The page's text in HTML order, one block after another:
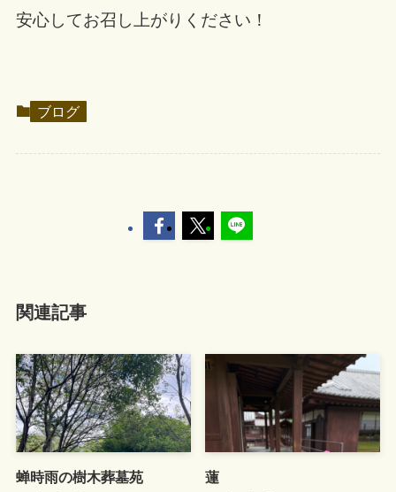
安心してお召し上がりください！
ブログ
関連記事
蝉時雨の樹木葬墓苑 蓮